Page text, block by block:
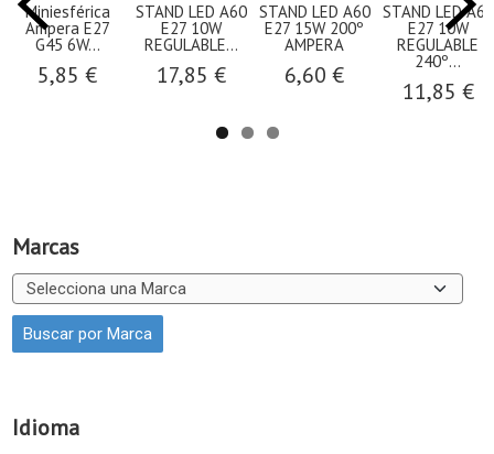
Marcas
Idioma
Miniesférica
Ampera E27
G45 6W...
5,85 €
STAND LED A60
E27 10W
REGULABLE...
17,85 €
STAND LED A60
E27 15W 200º
AMPERA
6,60 €
STAND LED A60
E27 10W
REGULABLE
240º...
11,85 €